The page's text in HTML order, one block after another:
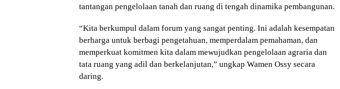
tantangan pengelolaan tanah dan ruang di tengah dinamika pembangunan.
“Kita berkumpul dalam forum yang sangat penting. Ini adalah kesempatan
berharga untuk berbagi pengetahuan, memperdalam pemahaman, dan
memperkuat komitmen kita dalam mewujudkan pengelolaan agraria dan
tata ruang yang adil dan berkelanjutan,” ungkap Wamen Ossy secara
daring.